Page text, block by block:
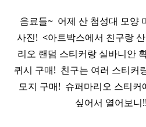
음료들~ ​ 어제 산 첨성대 모양
사진! ​ <아트박스에서 친구랑
리오 랜덤 스티커랑 실바니안
퀴시 구매! ​ 친구는 여러 스티커
모지 구매! ​ 슈퍼마리오 스티
싶어서 열어보